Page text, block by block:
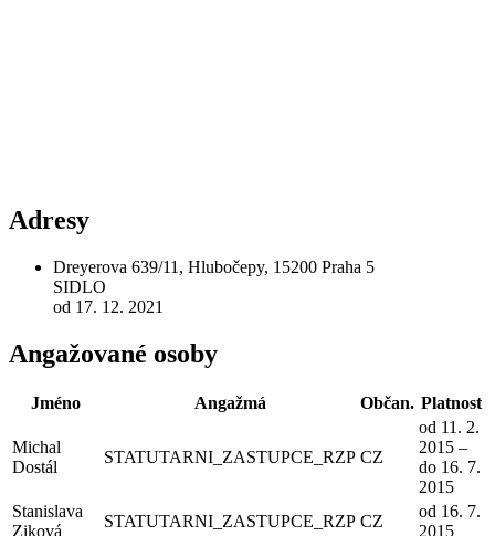
Adresy
Dreyerova 639/11, Hlubočepy, 15200 Praha 5
SIDLO
od 17. 12. 2021
Angažované osoby
Jméno Angažmá Občan. Platnost
Michal
Dostál
STATUTARNI_ZASTUPCE_RZP CZ
od 11. 2.
2015 –
do 16. 7.
2015
Stanislava
Ziková
STATUTARNI_ZASTUPCE_RZP CZ
od 16. 7.
2015